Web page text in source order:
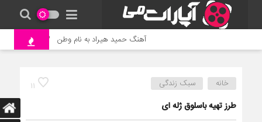
آهنگ حمید هیراد به نام وطن جنگ و
11 خانه سبک زندگی
طرز تهیه باسلوق ژله ای